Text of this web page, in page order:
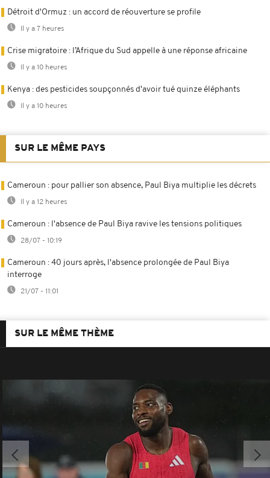
Détroit d'Ormuz : un accord de réouverture se profile
Il y a 7 heures
Crise migratoire : l’Afrique du Sud appelle à une réponse africaine
Il y a 10 heures
Kenya : des pesticides soupçonnés d'avoir tué quinze éléphants
Il y a 10 heures
SUR LE MÊME PAYS
Cameroun : pour pallier son absence, Paul Biya multiplie les décrets
Il y a 12 heures
Cameroun : l'absence de Paul Biya ravive les tensions politiques
28/07 - 10:19
Cameroun : 40 jours après, l'absence prolongée de Paul Biya
interroge
21/07 - 11:01
SUR LE MÊME THÈME